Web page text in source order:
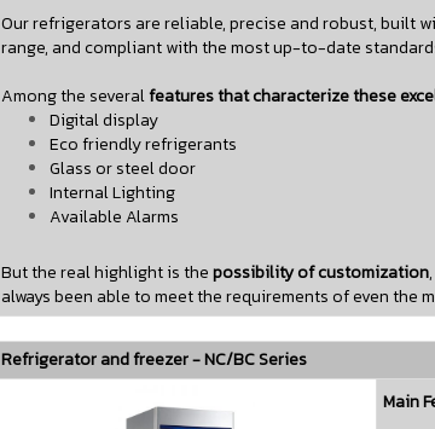
Our refrigerators are reliable, precise and robust, built
range, and compliant with the most up-to-date
Among the severalfeatures that characterize these
Digital display
Eco friendly refrigerants
Glass or steel door
Internal Lighting
Available Alarms
But the real highlight is thepossibility of customization
always been able to meet the requirements of even the
Refrigerator and freezer - NC/BC Series
Main